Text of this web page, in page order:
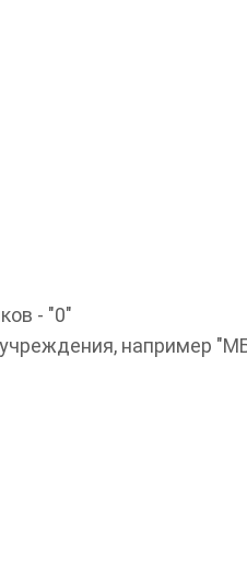
- "0"
учреждения, например